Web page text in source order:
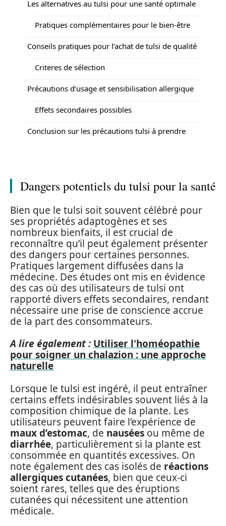
Les alternatives au tulsi pour une santé optimale
Pratiques complémentaires pour le bien-être
Conseils pratiques pour l’achat de tulsi de qualité
Criteres de sélection
Précautions d’usage et sensibilisation allergique
Effets secondaires possibles
Conclusion sur les précautions tulsi à prendre
Dangers potentiels du tulsi pour la santé
Bien que le tulsi soit souvent célébré pour
ses propriétés adaptogènes et ses
nombreux bienfaits, il est crucial de
reconnaître qu’il peut également présenter
des dangers pour certaines personnes.
Pratiques largement diffusées dans la
médecine. Des études ont mis en évidence
des cas où des utilisateurs de tulsi ont
rapporté divers effets secondaires, rendant
nécessaire une prise de conscience accrue
de la part des consommateurs.
A lire également : Utiliser l'homéopathie
pour soigner un chalazion : une approche
naturelle
Lorsque le tulsi est ingéré, il peut entraîner
certains effets indésirables souvent liés à la
composition chimique de la plante. Les
utilisateurs peuvent faire l’expérience de
maux d’estomac, de nausées ou même de
diarrhée, particulièrement si la plante est
consommée en quantités excessives. On
note également des cas isolés de réactions
allergiques cutanées, bien que ceux-ci
soient rares, telles que des éruptions
cutanées qui nécessitent une attention
médicale.